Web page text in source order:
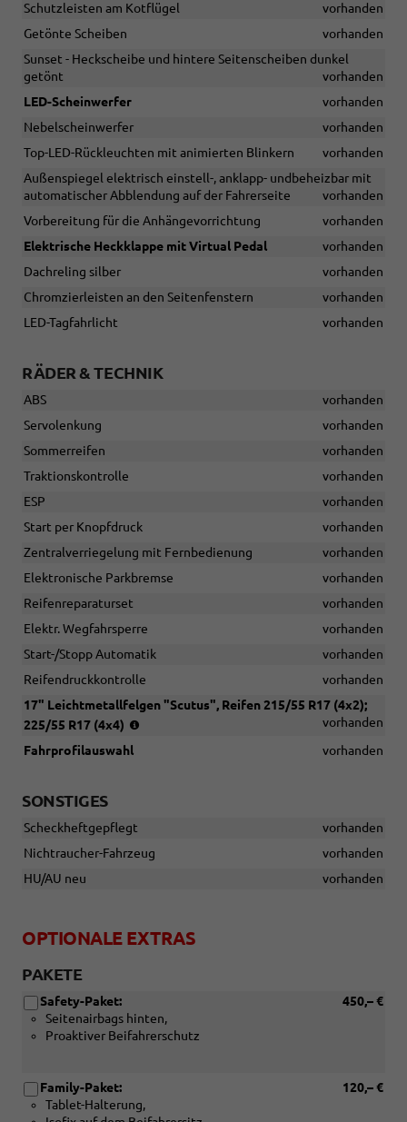
Schutzleisten am Kotflügel
vorhanden
Getönte Scheiben
vorhanden
Sunset - Heckscheibe und hintere Seitenscheiben dunkel
getönt
vorhanden
LED-Scheinwerfer
vorhanden
Nebelscheinwerfer
vorhanden
Top-LED-Rückleuchten mit animierten Blinkern
vorhanden
Außenspiegel elektrisch einstell-, anklapp- undbeheizbar mit
automatischer Abblendung auf der Fahrerseite
vorhanden
Vorbereitung für die Anhängevorrichtung
vorhanden
Elektrische Heckklappe mit Virtual Pedal
vorhanden
Dachreling silber
vorhanden
Chromzierleisten an den Seitenfenstern
vorhanden
LED-Tagfahrlicht
vorhanden
RÄDER & TECHNIK
ABS
vorhanden
Servolenkung
vorhanden
Sommerreifen
vorhanden
Traktionskontrolle
vorhanden
ESP
vorhanden
Start per Knopfdruck
vorhanden
Zentralverriegelung mit Fernbedienung
vorhanden
Elektronische Parkbremse
vorhanden
Reifenreparaturset
vorhanden
Elektr. Wegfahrsperre
vorhanden
Start-/Stopp Automatik
vorhanden
Reifendruckkontrolle
vorhanden
17" Leichtmetallfelgen "Scutus", Reifen 215/55 R17 (4x2);
225/55 R17 (4x4)
vorhanden
Fahrprofilauswahl
vorhanden
SONSTIGES
Scheckheftgepflegt
vorhanden
Nichtraucher-Fahrzeug
vorhanden
HU/AU neu
vorhanden
OPTIONALE EXTRAS
PAKETE
450,– €
Safety-Paket:
Seitenairbags hinten,
Proaktiver Beifahrerschutz
120,– €
Family-Paket:
Tablet-Halterung,